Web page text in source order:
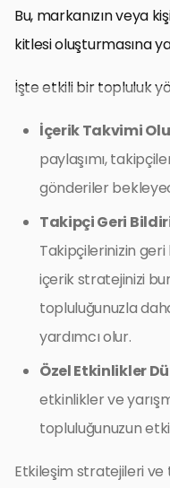
Bu, markanızın veya
kitlesi oluşturmasına
İşte etkili bir topluluk
İçerik Takvimi
paylaşımı,
gönderiler
Takipçi Geri
Takipçilerinizin
içerik stratejinizi
topluluğunuzla
yardımcı olur.
Özel Etkinlikler
etkinlikler ve
topluluğunuzun
Etkileşim stratejileri